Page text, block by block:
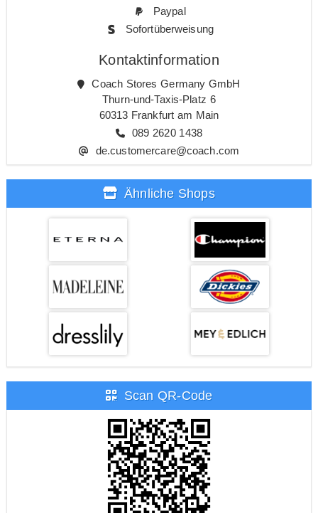
Paypal
Sofortüberweisung
Kontaktinformation
Coach Stores Germany GmbH
Thurn-und-Taxis-Platz 6
60313 Frankfurt am Main
089 2620 1438
de.customercare@coach.com
Ähnliche Shops
Scan QR-Code